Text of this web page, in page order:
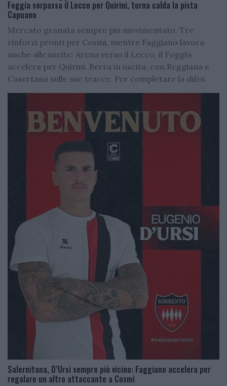
Foggia sorpassa il Lecco per Quirini, torna calda la pista
Capuano
Mercato granata sempre più movimentato. Tre
rinforzi pronti per Cosmi, mentre Faggiano lavora
anche alle uscite: Arena verso il Lecco, il Foggia
accelera per Quirini. Berra in uscita, con Reggiana e
Casertana sulle sue tracce. Per completare la difes
Salernitana, D’Ursi sempre più vicino: Faggiano accelera per
regalare un altro attaccante a Cosmi